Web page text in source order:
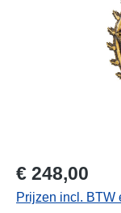
€ 248,00
Prijzen incl. BTW